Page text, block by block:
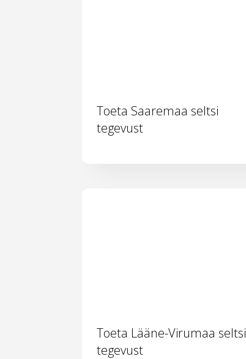
Toeta Saaremaa seltsi
tegevust
Toeta Lääne-Virumaa seltsi
tegevust